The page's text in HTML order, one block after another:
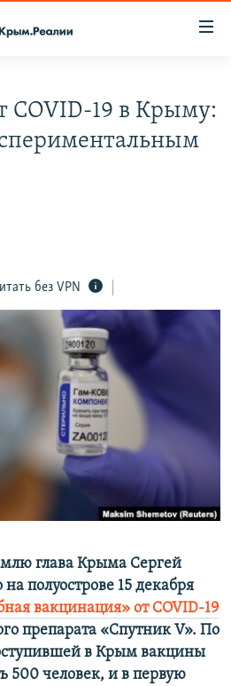
11 ИСТОРИЙ СОПРОТИВЛЕНИЯ
COVID-19 в Крыму:
без VPN
глава Крыма Сергей
полуострове 15 декабря
вакцинация» от COVID-19
препарата «Спутник V». По
в Крым вакцины
500 человек, и в первую